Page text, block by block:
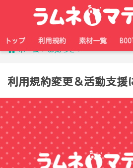
トップ 利用規約 素材一覧
ホーム
お知らせ
利用規約変更＆活動支援